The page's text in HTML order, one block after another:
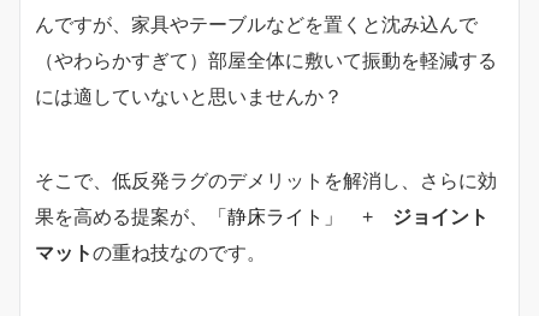
んですが、家具やテーブルなどを置くと沈み込んで
（やわらかすぎて）部屋全体に敷いて振動を軽減する
には適していないと思いませんか？
そこで、低反発ラグのデメリットを解消し、さらに効
果を高める提案が、
「静床ライト」 + ジョイント
マットの重ね技なのです。